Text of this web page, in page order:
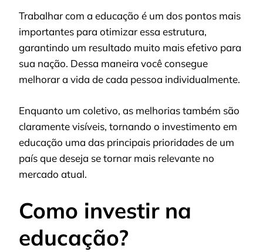
Trabalhar com a educação é um dos pontos mais
importantes para otimizar essa estrutura,
garantindo um resultado muito mais efetivo para
sua nação. Dessa maneira você consegue
melhorar a vida de cada pessoa individualmente.
Enquanto um coletivo, as melhorias também são
claramente visíveis, tornando o investimento em
educação uma das principais prioridades de um
país que deseja se tornar mais relevante no
mercado atual.
Como investir na
educação?